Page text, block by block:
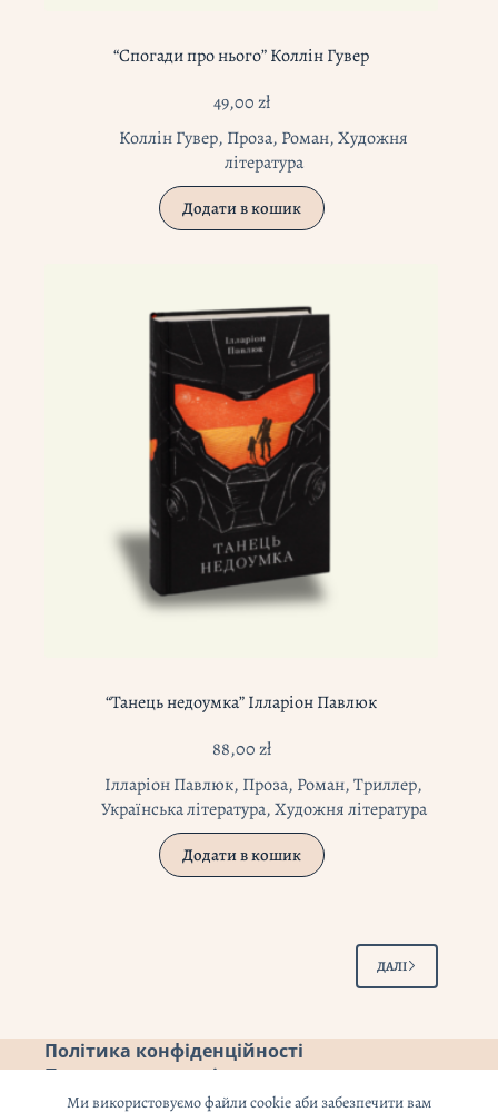
Ми використовуємо файли cookie аби забезпечити вам
“Спогади про нього” Коллін Гувер
49,00zł
Коллін Гувер, Проза, Роман,Художня
література
Додати в кошик
“Танець недоумка” Ілларіон Павлюк
88,00zł
Ілларіон Павлюк, Проза, Роман,Триллер,
Українська література,Художня література
Додати в кошик
ДАЛІ
Політика конфіденційності
Повернення коштів